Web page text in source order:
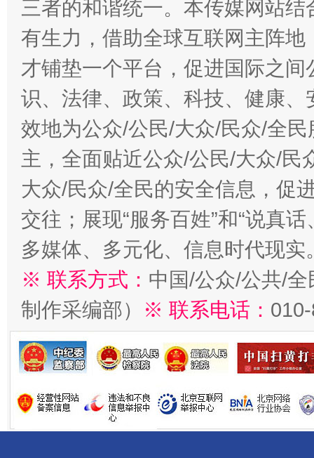
三者的和谐统一。本传媒网站
有生力，借助全球互联网主阵
才铺垫一个平台，促进国际之
识、法律、政策、科技、健康
效地为公众/公民/大众/民众/全
主，全面贴近公众/公民/大众/民
大众/民众/全民的安全信息，促
交往；展现“服务百姓”和“说真
多媒体、多元化、信息时代现实
※ 联系方式： 中国/公众/公共/
制作采编部）
※ 联系电话：